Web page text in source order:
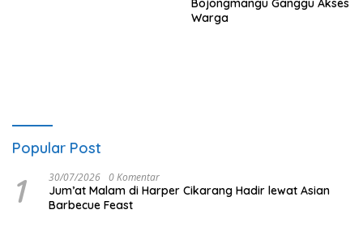
Bojongmangu Ganggu Akses
Warga
Popular Post
1 30/07/2026 0 Komentar
Jum’at Malam di Harper Cikarang Hadir lewat Asian
Barbecue Feast